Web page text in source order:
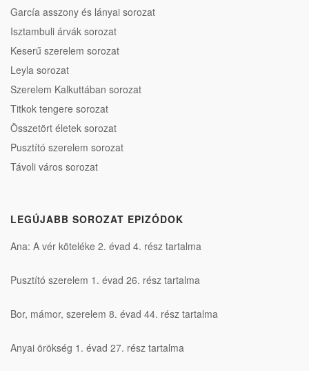
García asszony és lányai sorozat
Isztambuli árvák sorozat
Keserű szerelem sorozat
Leyla sorozat
Szerelem Kalkuttában sorozat
Titkok tengere sorozat
Összetört életek sorozat
Pusztító szerelem sorozat
Távoli város sorozat
LEGÚJABB SOROZAT EPIZÓDOK
Ana: A vér köteléke 2. évad 4. rész tartalma
Pusztító szerelem 1. évad 26. rész tartalma
Bor, mámor, szerelem 8. évad 44. rész tartalma
Anyai örökség 1. évad 27. rész tartalma